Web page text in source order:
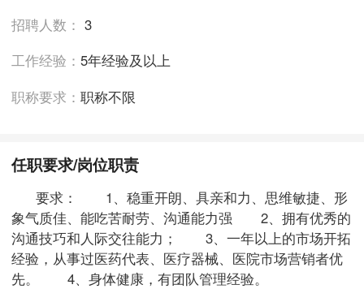
招聘人数：3
工作经验：5年经验及以上
职称要求：职称不限
任职要求/岗位职责
要求： 1、稳重开朗、具亲和力、思维敏捷、形
象气质佳、能吃苦耐劳、沟通能力强 2、拥有优秀的
沟通技巧和人际交往能力； 3、一年以上的市场开拓
经验，从事过医药代表、医疗器械、医院市场营销者优
先。 4、身体健康，有团队管理经验。